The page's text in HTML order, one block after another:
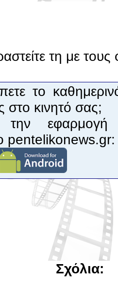
τη με
το
στο κινητό σας;
την
pentelikonews.gr:
Σχόλια: